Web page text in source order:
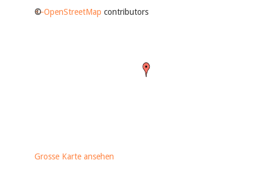
+−
©OpenStreetMap contributors
Grosse Karte ansehen